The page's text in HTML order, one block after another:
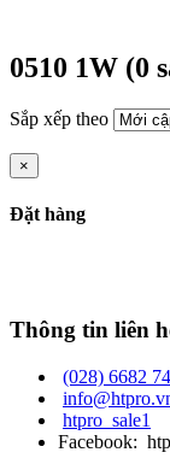
0510 1W (0
Sắp xếp theo
×
Đặt hàng
Thông tin liên
(028) 6682
htpro_sale1
Facebook: